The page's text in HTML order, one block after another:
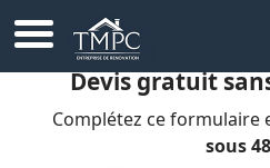
Devis gratuit
Complétez ce formulaire
sous